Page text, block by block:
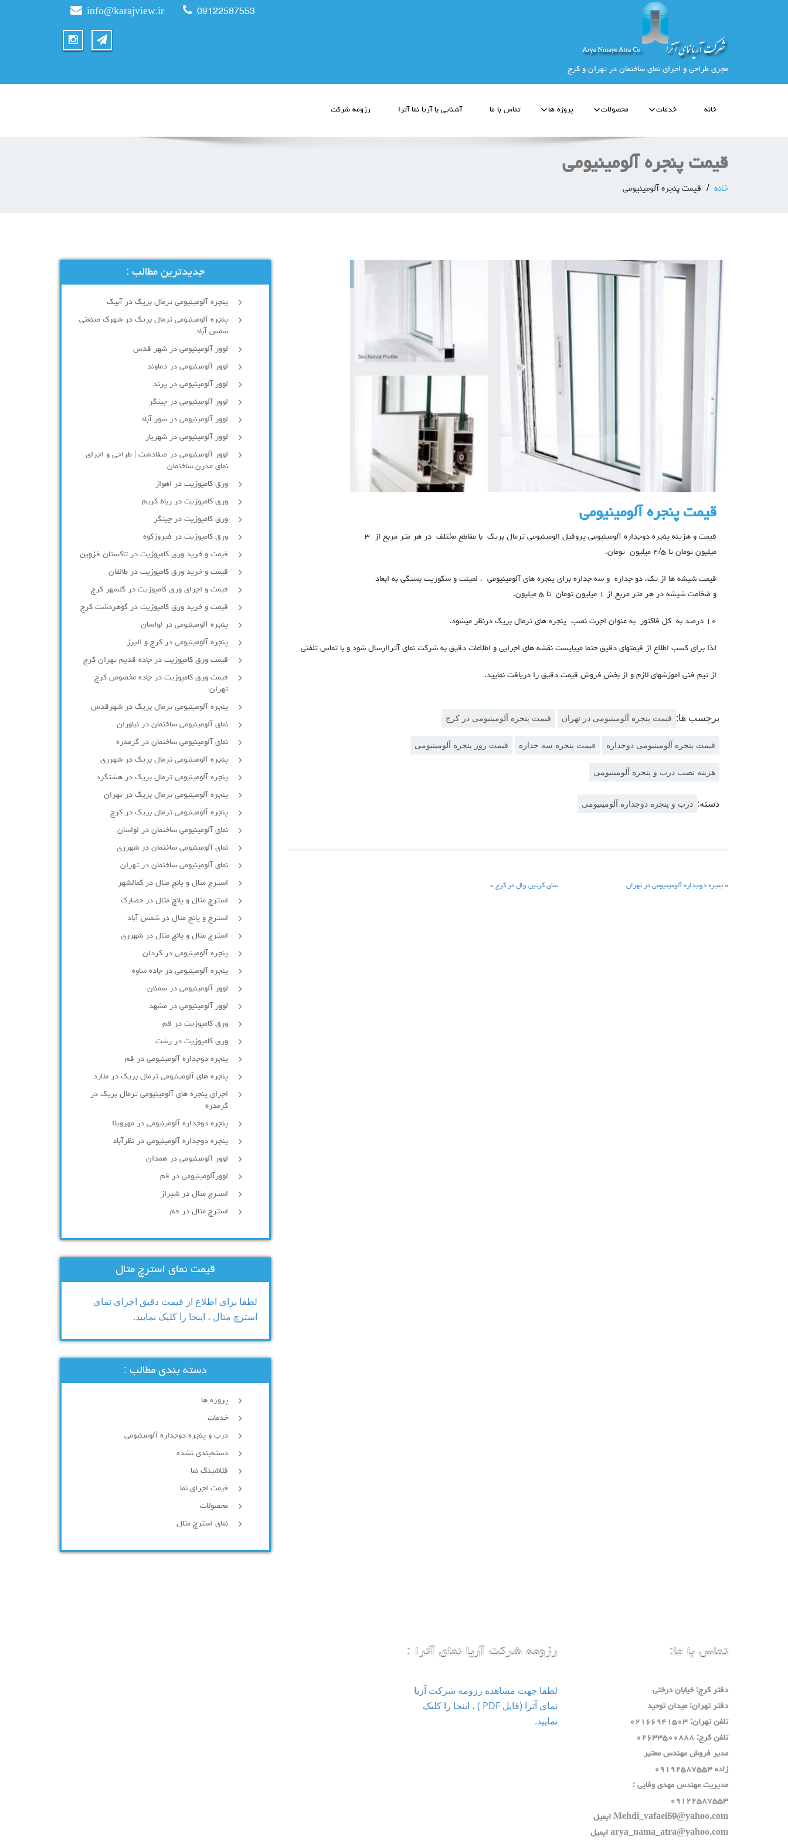
مجری طراحی و اجرای نمای ساختمان در تهران و کرج
info@karajview.ir 09122587553
خانه خدمات محصولات پروژه ها تماس با ما آشنایی با آریا نما آترا رزومه شرکت
قیمت پنجره آلومینیومی
خانه قیمت پنجره آلومینیومی
قیمت پنجره آلومینیومی
قیمت و هزینه پنجره دوجداره آلومینیومی پروفيل الومينيومي ترمال بريك با مقاطع مختلف در هر متر مربع از ٣
ميليون تومان تا ٤/٥ ميليون تومان.
قيمت شيشه ها از تك، دو جداره و سه جداره برای پنجره های آلومینیومی ، لمينت و سكوريت بستگي به ابعاد
و ضخامت شيشه در هر متر مربع از ١ ميليون تومان تا ٥ ميليون.
١٠ درصد به كل فاكتور به عنوان اجرت نصب پنجره هاي ترمال بريك درنظر ميشود.
لذا براي كسب اطلاع از قيمتهاي دقيق حتما ميبايست نقشه هاي اجرايي و اطلاعات دقيق به شركت نماي آتراارسال شود و با تماس تلفني
از تيم فني اموزشهاي لازم و از بخش فروش قيمت دقيق را دريافت نمایید.
برچسب ها: قیمت پنجره آلومینیومی در تهران قیمت پنجره آلومینیومی در کرج
قیمت پنجره آلومینیومی دوجداره قیمت پنجره سه جداره قیمت روز پنجره آلومینیومی
هزینه نصب درب و پنجره آلومینیومی
دسته: درب و پنجره دوجداره آلومینیومی
« پنجره دوجداره آلومینیومی در تهران نمای کرتین وال در کرج »
جدیدترین مطالب :
پنجره آلومینیومی ترمال بریک در آبیک
پنجره آلومینیومی ترمال بریک در شهرک صنعتی
شمس آباد
لوور آلومینیومی در شهر قدس
لوور آلومینیومی در دماوند
لوور آلومینیومی در پرند
لوور آلومینیومی در چیتگر
لوور آلومینیومی در شور آباد
لوور آلومينيومي در شهريار
لوور آلومینیومی در صفادشت | طراحی و اجرای
نمای مدرن ساختمان
ورق کامپوزیت در اهواز
ورق کامپوزیت در رباط کریم
ورق کامپوزیت در چیتگر
ورق کامپوزیت در فیروزکوه
قیمت و خرید ورق کامپوزیت در تاکستان قزوین
قیمت و خرید ورق کامپوزیت در طالقان
قیمت و اجرای ورق کامپوزیت در گلشهر کرج
قیمت و خرید ورق کامپوزیت در گوهردشت کرج
پنجره آلومینیومی در لواسان
پنجره آلومینیومی در کرج و البرز
قیمت ورق کامپوزیت در جاده قدیم تهران کرج
قیمت ورق کامپوزیت در جاده مخصوص کرج
تهران
پنجره آلومینیومی ترمال بریک در شهرقدس
نمای آلومینیومی ساختمان در نیاوران
نمای آلومینیومی ساختمان در گرمدره
پنجره آلومینیومی ترمال بریک در شهرری
پنجره آلومینیومی ترمال بریک در هشتگرد
پنجره آلومینیومی ترمال بریک در تهران
پنجره آلومینیومی ترمال بریک در کرج
نمای آلومینیومی ساختمان در لواسان
نمای آلومینیومی ساختمان در شهرری
نمای آلومینیومی ساختمان در تهران
استرچ متال و پانچ متال در کمالشهر
استرچ متال و پانچ متال در حصارك
استرچ و پانچ متال در شمس آباد
استرچ متال و پانچ متال در شهرری
پنجره آلومینیومی در کردان
پنجره آلومینیومی در جاده ساوه
لوور آلومینیومی در سمنان
لوور آلومینیومی در مشهد
ورق کامپوزیت در قم
ورق کامپوزیت در رشت
پنجره دوجداره آلومينيومی در قم
پنجره های آلومینیومی ترمال بریک در ملارد
اجرای پنجره های آلومینیومی ترمال بریک در
گرمدره
پنجره دوجداره آلومینیومی در مهرویلا
پنجره دوجداره آلومینیومی در نظرآباد
لوور آلومینیومی در همدان
لوورآلومینیومی در قم
استرچ متال در شیراز
استرچ متال در قم
قیمت نمای استرچ متال
لطفا برای اطلاع از قیمت دقیق اجرای نمای
استرچ متال ، اینجا را کلیک نمایید.
دسته بندی مطالب :
پروژه ها
خدمات
درب و پنجره دوجداره آلومینیومی
دسته‌بندی نشده
فلاشینگ نما
قیمت اجرای نما
محصولات
نمای استرچ متال
تماس با ما:
دفتر كرج: خيابان درختي
دفتر تهران: ميدان توحيد
تلفن تهران: ٠٢١٦٦٩٤١٥٠٣
تلفن كرج: ٠٢٦٣٣٥٠٠٨٨٨
مدير فروش مهندس معتبر
زاده ٠٩١٩٢٥٨٧٥٥٣
مديريت مهندس مهدي وفايي :
٠٩١٢٢٥٨٧٥٥٣
Mehdi_vafaei59@yahoo.com ايميل
arya_nama_atra@yahoo.com ايميل
رزومه شرکت آریا نمای آترا :
لطفا جهت مشاهده رزومه شرکت آریا
نمای آترا (فایل PDF ) ، اینجا را کلیک
نمایید.